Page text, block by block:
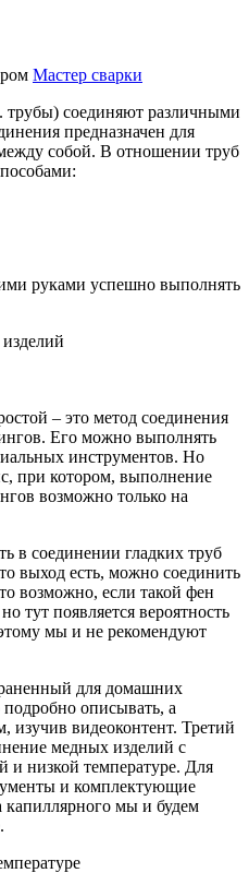
Мастер сварки
трубы) соединяют различными
предназначен для
собой. В отношении труб
руками успешно выполнять
– это метод соединения
Его можно выполнять
инструментов. Но
при котором, выполнение
возможно только на
в соединении гладких труб
выход есть, можно соединить
возможно, если такой фен
тут появляется вероятность
мы и не рекомендуют
для домашних
описывать, а
изучив видеоконтент. Третий
медных изделий с
и низкой температуре. Для
и комплектующие
мы и будем